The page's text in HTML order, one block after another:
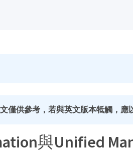
僅供參考，若與英文版本牴觸，應
與Unified